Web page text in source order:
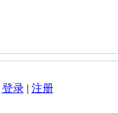
登录| 注册